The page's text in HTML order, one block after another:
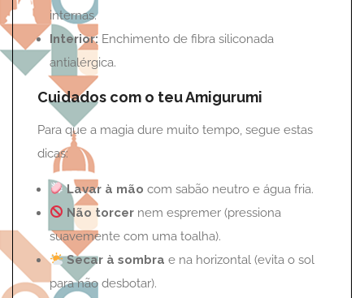
internas.
Interior: Enchimento de fibra siliconada
antialérgica.
Cuidados com o teu Amigurumi
Para que a magia dure muito tempo, segue estas
dicas:
Lavar à mão com sabão neutro e água fria.
Não torcer nem espremer (pressiona
suavemente com uma toalha).
Secar à sombra e na horizontal (evita o sol
para não desbotar).